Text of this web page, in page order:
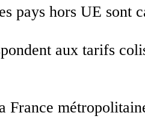
pays hors UE sont
aux tarifs
France